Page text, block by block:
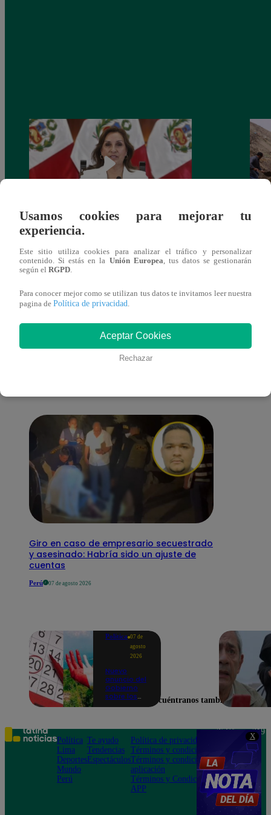
X
Congreso: proponen que el aumento del
salario presidencial se aplique desde 2026
También te puede
Giro en caso de empresario secuestrado
y asesinado: Habría sido un ajuste de
cuentas
Perú 07 de agosto 2026
Política 07 de
agosto
2026
Nuevo
anuncio del
Gobierno
sobre los
movidos a
los viernes?
Usamos cookies para mejorar tu
experiencia.
Este sitio utiliza cookies para analizar el tráfico y personalizar
contenido. Si estás en la Unión Europea, tus datos se gestionarán
según el RGPD.
Para conocer mejor como se utilizan tus datos te invitamos leer nuestra
pagina de Política de privacidad.
Aceptar Cookies
Rechazar
Encuéntranos también en
Política
Lima
Deportes
Mundo
Perú
Te ayudo
Tendencias
Espectáculos
Política de privacidad
Términos y condiciones
Términos y condiciones
aplicación
Términos y Condiciones
APP
Teléfono: 219
Av. San
Felipe 968
Jesús María